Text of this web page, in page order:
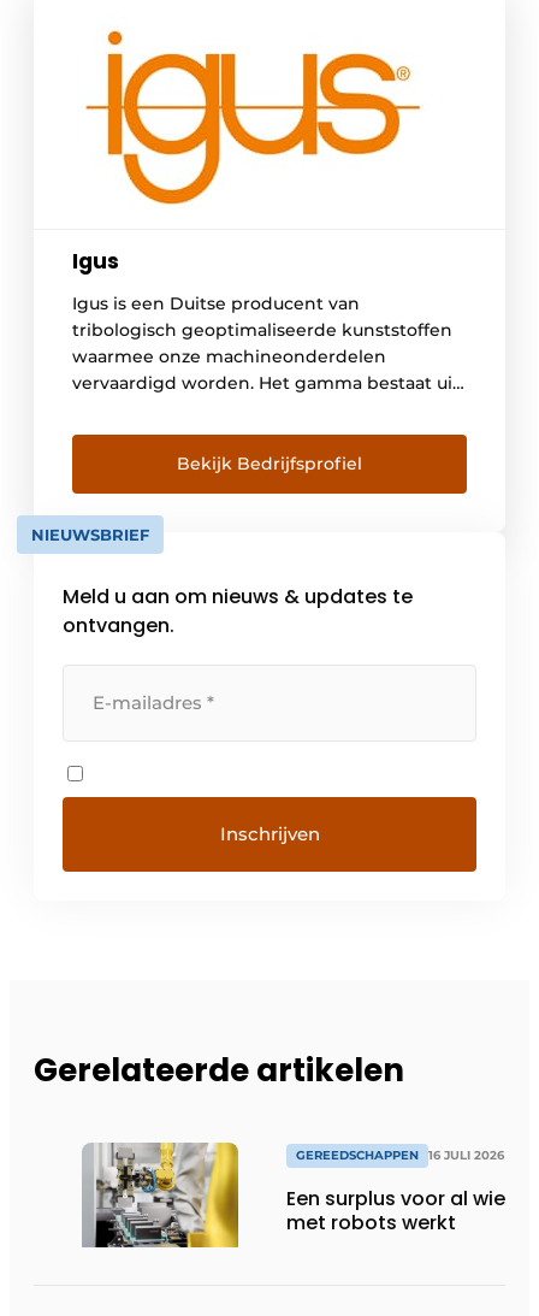
Igus
Igus is een Duitse producent van
tribologisch geoptimaliseerde kunststoffen
waarmee onze machineonderdelen
vervaardigd worden. Het gamma bestaat uit
kabelrupsen en kabels; motion plastics
genaamd. In België bedienen we meer dan
3000 klanten die actief zijn in grote
verscheidenheid van industrieën. Met de
online tools die terug te vinden zijn op […]
Bekijk Bedrijfsprofiel
NIEUWSBRIEF
Meld u aan om nieuws & updates te
ontvangen.
Gerelateerde artikelen
GEREEDSCHAPPEN 16 JULI 2026
Een surplus voor al wie
met robots werkt